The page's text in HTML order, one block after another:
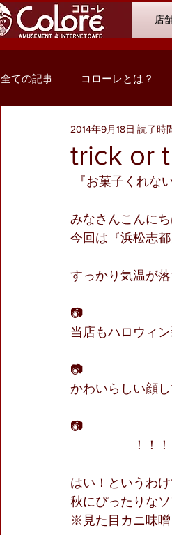
店
全ての記事 コローレとは？
オススメコミック 最新入
浜松市野店 サ
PC関係・コンテンツ お
trick or
2014年9月18日 読了時
『お菓子くれな
みなさんこんにち
今回は『浜松志
すっかり気温が
📷
当店もハロウィ
📷
かわいらしい顔
📷
！！！？
はい！というわ
秋にぴったりな
※見た目カニ味噌